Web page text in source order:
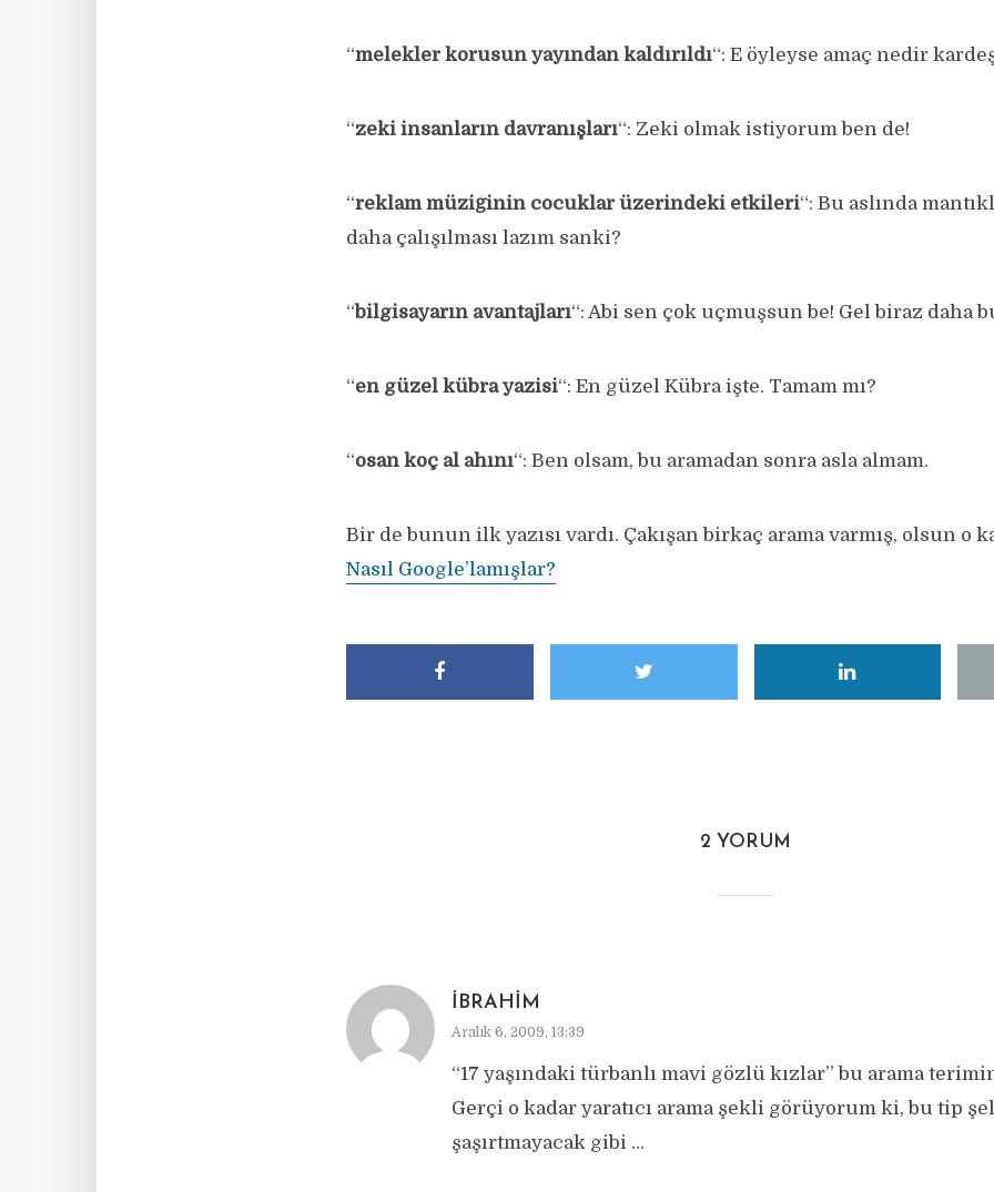
“melekler korusun yayından kaldırıldı“: E öyleyse amaç nedir
“zeki insanların davranışları“: Zeki olmak istiyorum ben de!
“reklam müziğinin cocuklar üzerindeki etkileri“: Bu aslında
daha çalışılması lazım sanki?
“bilgisayarın avantajları“: Abi sen çok uçmuşsun be! Gel biraz daha
“en güzel kübra yazisi“: En güzel Kübra işte. Tamam mı?
“osan koç al ahını“: Ben olsam, bu aramadan sonra asla almam.
Bir de bunun ilk yazısı vardı. Çakışan birkaç arama varmış, olsun o
Nasıl Google’lamışlar?
2 YORUM
İBRAHIM
Aralık 6, 2009, 13:39
“17 yaşındaki türbanlı mavi gözlü kızlar” bu arama
Gerçi o kadar yaratıcı arama şekli görüyorum ki, bu tip
şaşırtmayacak gibi …